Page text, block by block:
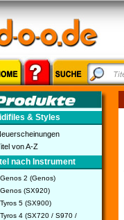
& Styles
von A-Z
nach Instrument
Genos 2 (Genos)
Genos (SX920)
Tyros 5 (SX900)
Tyros 4 (SX720 / S970 /